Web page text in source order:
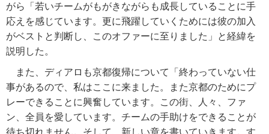
がら「若いチームがもがきながらも成長していることに手
応えを感じています。更に飛躍していくためには彼の加入
がベストと判断し、このオファーに至りました」と経緯を
説明した。
また、ディアロも京都復帰について「終わっていない仕
事があるので、私はここに来ました。また京都のためにプ
レーできることに興奮しています。この街、人々、ファ
ン、全員を愛しています。チームの手助けをできることが